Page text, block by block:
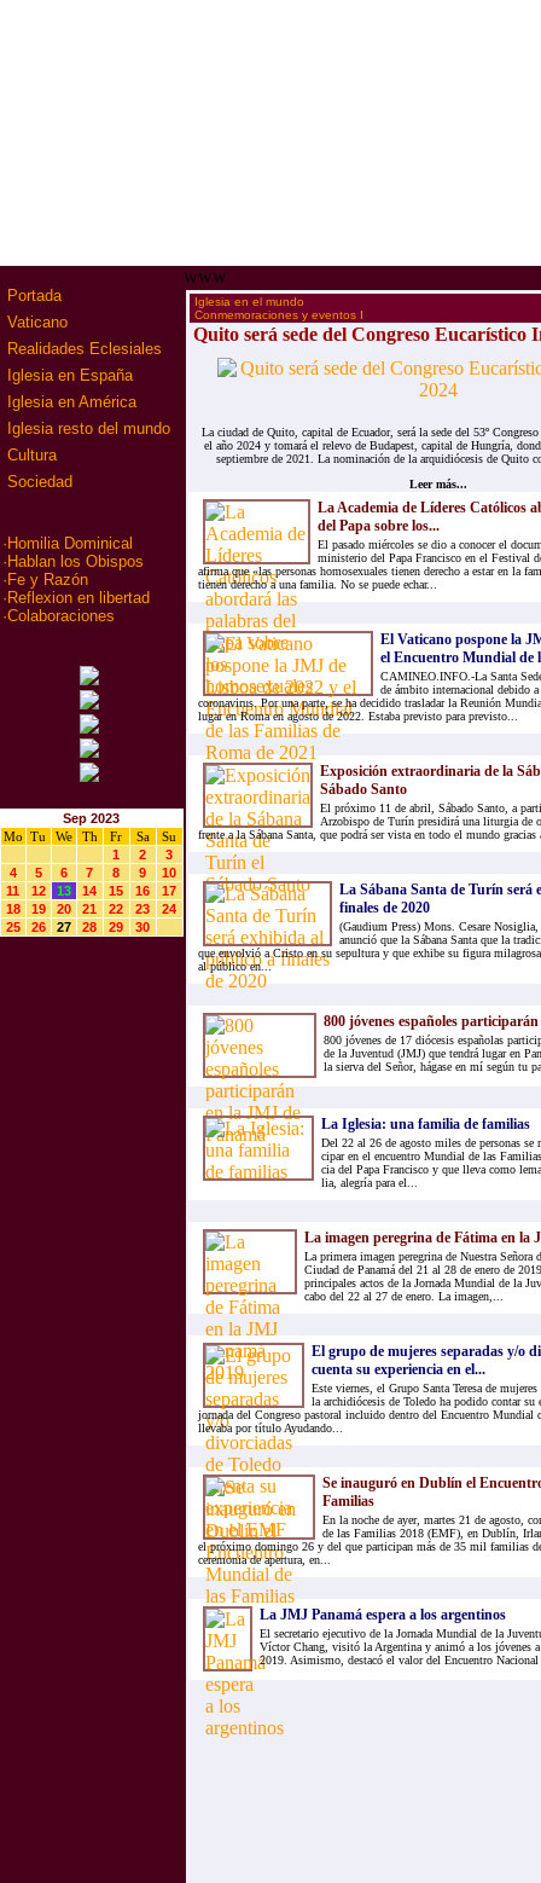
Portada
Vaticano
Realidades Eclesiales
Iglesia en España
Iglesia en América
Iglesia resto del mundo
Cultura
Sociedad
· Homilia Dominical
· Hablan los Obispos
· Fe y Razón
· Reflexion en libertad
·Colaboraciones
Sep 2023
Mo
Tu We Th Fr Sa
Su
1
2
3
4
5 6 7 8 9
10
11
12 13 14 15 16
17
18
19 20 21 22 23
24
25
26 27 28 29 30
www
·Iglesia en el mundo
·Conmemoraciones y eventos I
Quito será sede del Congreso Eucarístico
La ciudad de Quito, capital de Ecuador, será la sede del 53º
el año 2024 y tomará el relevo de Budapest, capital de Hungría,
septiembre de 2021. La nominación de la arquidiócesis de Quito
Leer más...
La Academia de Líderes Católicos
del Papa sobre los...
El pasado miércoles se dio a conocer el
ministerio del Papa Francisco en el Festival
afirma que «las personas homosexuales tienen derecho a estar en la
tienen derecho a una familia. No se puede echar...
El Vaticano pospone la
el Encuentro Mundial de
CAMINEO.INFO.-La Santa
de ámbito internacional debido
coronavirus. Por una parte, se ha decidido trasladar la Reunión
lugar en Roma en agosto de 2022. Estaba previsto para previsto...
Exposición extraordinaria de la
Sábado Santo
El próximo 11 de abril, Sábado Santo, a
Arzobispo de Turín presidirá una liturgia de
frente a la Sábana Santa, que podrá ser vista en todo el mundo
La Sábana Santa de Turín será
finales de 2020
(Gaudium Press) Mons. Cesare
anunció que la Sábana Santa que la
que envolvió a Cristo en su sepultura y que exhibe su figura
al público en...
800 jóvenes españoles
800 jóvenes de 17 diócesis españolas
de la Juventud (JMJ) que tendrá lugar en
la sierva del Señor, hágase en mí según tu
La Igle­sia: una fa­mi­lia de fa­mi­lias
Del 22 al 26 de agos­to mi­les de per­so­nas se
ci­par en el en­cuen­tro Mun­dial de las
cia del Papa Fran­cis­co y que lle­va como
lia, ale­gría para el...
La imagen peregrina de Fátima en la
La primera imagen peregrina de Nuestra Señora
Ciudad de Panamá del 21 al 28 de enero de
principales actos de la Jornada Mundial de la
cabo del 22 al 27 de enero. La imagen,...
El grupo de mujeres separadas y/o
cuenta su experiencia en el...
Este viernes, el Grupo Santa Teresa de
la archidiócesis de Toledo ha podido contar su
jornada del Congreso pastoral incluido dentro del Encuentro Mundial
llevaba por título Ayudando...
Se inauguró en Dublín el
Familias
En la noche de ayer, martes 21 de agosto,
de las Familias 2018 (EMF), en Dublín,
el próximo domingo 26 y del que participan más de 35 mil familias
ceremonia de apertura, en...
La JMJ Panamá espera a los argentinos
El secretario ejecutivo de la Jornada Mundial de la
Víctor Chang, visitó la Argentina y animó a los jóvenes a
2019. Asimismo, destacó el valor del Encuentro